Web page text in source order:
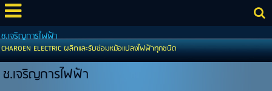
ช.เจริญการไฟฟ้า
CHAROEN ELECTRIC ผลิตและรับซ่อมหม้อแปลงไฟฟ้าทุกชนิด
ช.เจริญการไฟฟ้า